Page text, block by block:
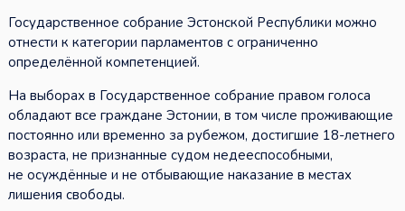
Государственное собрание Эстонской Республики можно
отнести к категории парламентов с ограниченно
определённой компетенцией.
На выборах в Государственное собрание правом голоса
обладают все граждане Эстонии, в том числе проживающие
постоянно или временно за рубежом, достигшие 18-летнего
возраста, не признанные судом недееспособными,
не осуждённые и не отбывающие наказание в местах
лишения свободы.